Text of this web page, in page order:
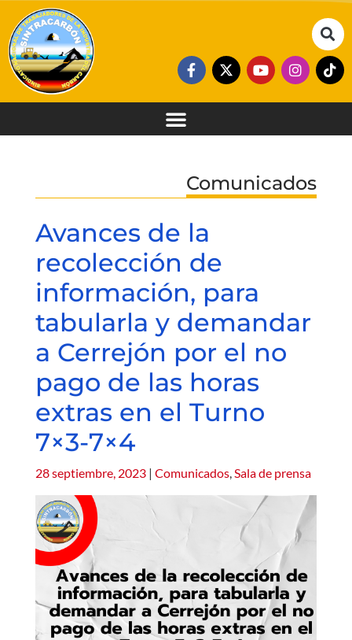
Comunicados
Avances de la
recolección de
información, para
tabularla y demandar
a Cerrejón por el no
pago de las horas
extras en el Turno
7×3-7×4
28 septiembre, 2023 | Comunicados,Sala de prensa